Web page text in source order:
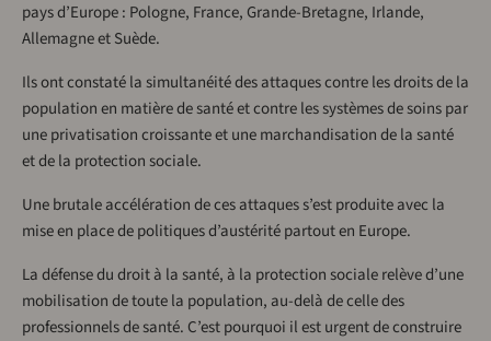
pays d’Europe : Pologne, France, Grande-Bretagne, Irlande,
Allemagne et Suède.
Ils ont constaté la simultanéité des attaques contre les droits de la
population en matière de santé et contre les systèmes de soins par
une privatisation croissante et une marchandisation de la santé
et de la protection sociale.
Une brutale accélération de ces attaques s’est produite avec la
mise en place de politiques d’austérité partout en Europe.
La défense du droit à la santé, à la protection sociale relève d’une
mobilisation de toute la population, au-delà de celle des
professionnels de santé. C’est pourquoi il est urgent de construire